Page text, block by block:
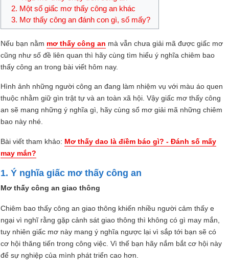
2. Một số giấc mơ thấy công an khác
3. Mơ thấy công an đánh con gì, số mấy?
Nếu bạn nằm mơ thấy công an mà vẫn chưa giải mã được giấc mơ
cũng như số đề liên quan thì hãy cùng tìm hiểu ý nghĩa chiêm bao
thấy công an trong bài viết hôm nay.
Hình ảnh những người công an đang làm nhiệm vụ với màu áo quen
thuộc nhằm giữ gìn trật tự và an toàn xã hội. Vậy giấc mơ thấy công
an sẽ mang những ý nghĩa gì, hãy cùng sổ mơ giải mã những chiêm
bao này nhé.
Bài viết tham khảo: Mơ thấy dao là điềm báo gì? - Đánh số mấy
may mắn?
1. Ý nghĩa giấc mơ thấy công an
Mơ thấy công an giao thông
Chiêm bao thấy công an giao thông khiến nhiều người cảm thấy e
ngại vì nghĩ rằng gặp cảnh sát giao thông thì không có gì may mắn,
tuy nhiên giấc mơ này mang ý nghĩa ngược lại vì sắp tới bạn sẽ có
cơ hội thăng tiến trong công việc. Vì thế bạn hãy nắm bắt cơ hội này
để sự nghiệp của mình phát triển cao hơn.